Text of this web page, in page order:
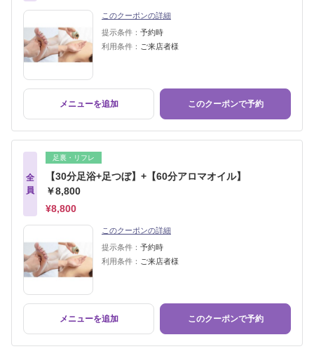
このクーポンの詳細
提示条件： 予約時
利用条件： ご来店者様
メニューを追加 このクーポンで予約
全
員
足裏・リフレ
【30分足浴+足つぼ】+【60分アロマオイル】
￥8,800
¥8,800
このクーポンの詳細
提示条件： 予約時
利用条件： ご来店者様
メニューを追加 このクーポンで予約